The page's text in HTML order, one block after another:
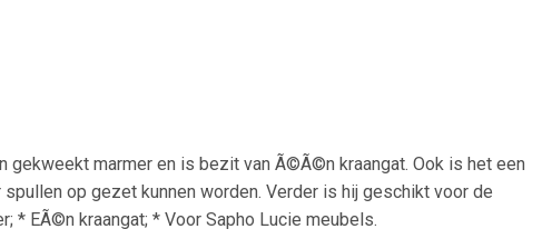
gekweekt marmer en is bezit van Ã©Ã©n kraangat. Ook is het een
op gezet kunnen worden. Verder is hij geschikt voor de
* EÃ©n kraangat; * Voor Sapho Lucie meubels.